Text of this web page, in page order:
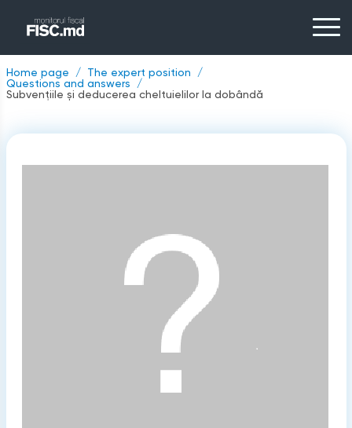
Home page
The expert position
Questions and answers
Subvențiile și deducerea cheltuielilor la dobândă